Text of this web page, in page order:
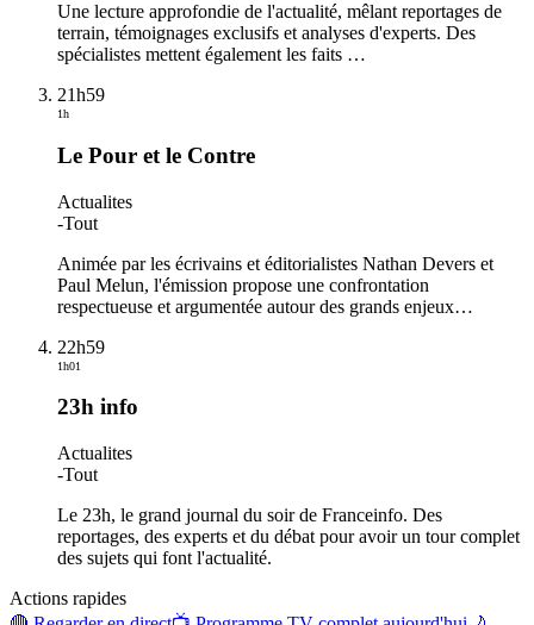
Une lecture approfondie de l'actualité, mêlant reportages de
terrain, témoignages exclusifs et analyses d'experts. Des
spécialistes mettent également les faits …
21h59
1h
Le Pour et le Contre
Actualites
-Tout
Animée par les écrivains et éditorialistes Nathan Devers et
Paul Melun, l'émission propose une confrontation
respectueuse et argumentée autour des grands enjeux…
22h59
1h01
23h info
Actualites
-Tout
Le 23h, le grand journal du soir de Franceinfo. Des
reportages, des experts et du débat pour avoir un tour complet
des sujets qui font l'actualité.
Actions rapides